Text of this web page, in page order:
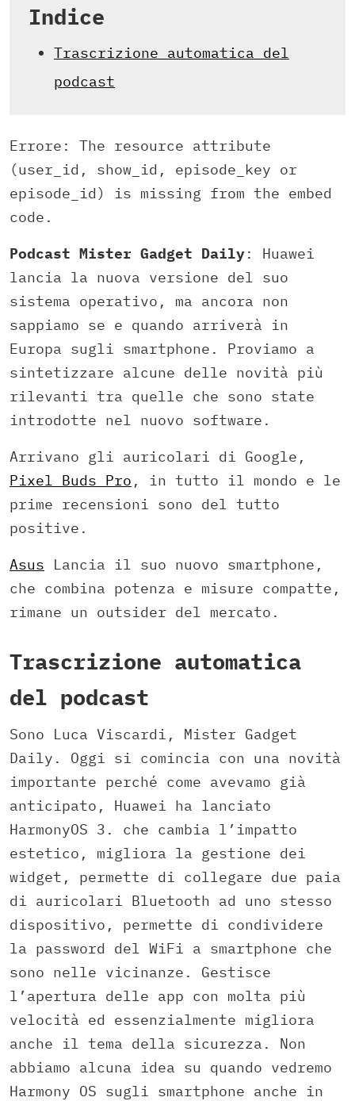
Indice
Trascrizione automatica del
podcast
Errore: The resource attribute
(user_id, show_id, episode_key or
episode_id) is missing from the embed
code.
Podcast Mister Gadget Daily: Huawei
lancia la nuova versione del suo
sistema operativo, ma ancora non
sappiamo se e quando arriverà in
Europa sugli smartphone. Proviamo a
sintetizzare alcune delle novità più
rilevanti tra quelle che sono state
introdotte nel nuovo software.
Arrivano gli auricolari di Google,
Pixel Buds Pro , in tutto il mondo e le
prime recensioni sono del tutto
positive.
Asus Lancia il suo nuovo smartphone,
che combina potenza e misure compatte,
rimane un outsider del mercato.
Trascrizione automatica
del podcast
Sono Luca Viscardi, Mister Gadget
Daily. Oggi si comincia con una novità
importante perché come avevamo già
anticipato, Huawei ha lanciato
HarmonyOS 3. che cambia l’impatto
estetico, migliora la gestione dei
widget, permette di collegare due paia
di auricolari Bluetooth ad uno stesso
dispositivo, permette di condividere
la password del WiFi a smartphone che
sono nelle vicinanze. Gestisce
l’apertura delle app con molta più
velocità ed essenzialmente migliora
anche il tema della sicurezza. Non
abbiamo alcuna idea su quando vedremo
Harmony OS sugli smartphone anche in